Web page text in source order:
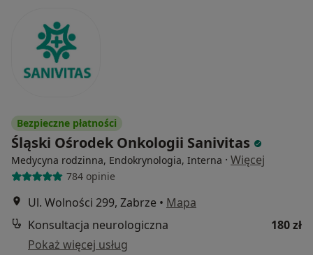
Bezpieczne płatności
Śląski Ośrodek Onkologii Sanivitas
Medycyna rodzinna, Endokrynologia, Interna · Więcej
784 opinie
Ul. Wolności 299, Zabrze • Mapa
Konsultacja neurologiczna
180 zł
Pokaż więcej usług